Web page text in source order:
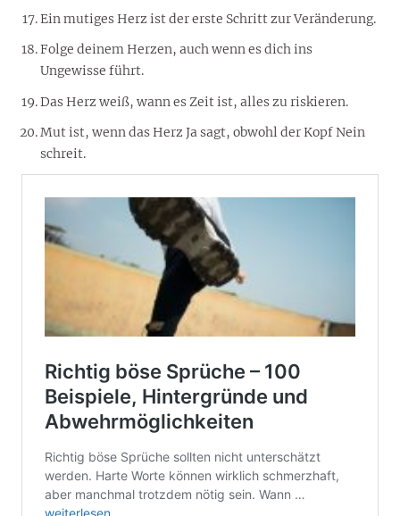
Ein mutiges Herz ist der erste Schritt zur Veränderung.
Folge deinem Herzen, auch wenn es dich ins
Ungewisse führt.
Das Herz weiß, wann es Zeit ist, alles zu riskieren.
Mut ist, wenn das Herz Ja sagt, obwohl der Kopf Nein
schreit.